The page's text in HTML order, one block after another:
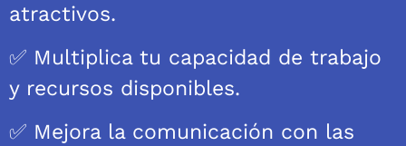
atractivos.
✅ Multiplica tu capacidad de trabajo
y recursos disponibles.
✅ Mejora la comunicación con las